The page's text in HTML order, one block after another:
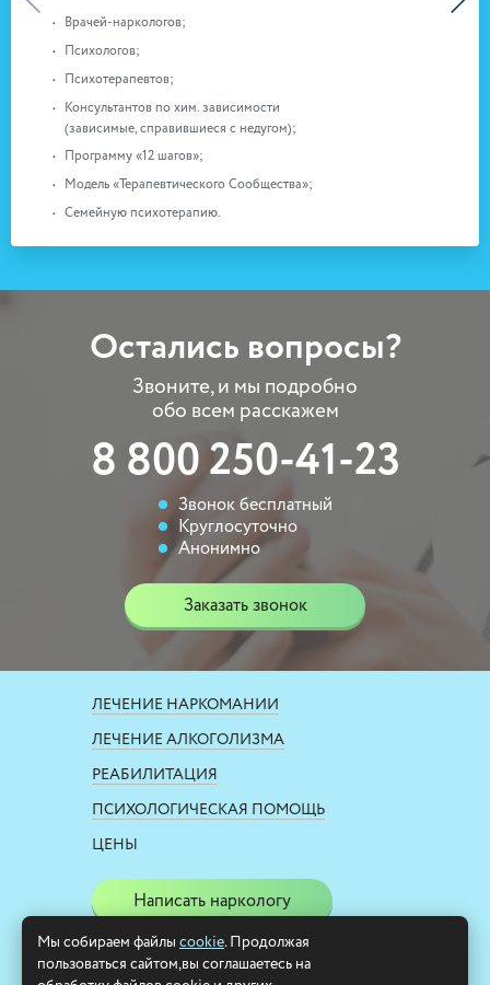
Врачей-наркологов;
Психологов;
Психотерапевтов;
Консультантов по хим. зависимости
(зависимые, справившиеся с недугом);
Программу «12 шагов»;
Модель «Терапевтического Сообщества»;
Семейную психотерапию.
Остались вопросы?
Звоните, и мы подробно
обо всем расскажем
8 800 250-41-23
Звонок бесплатный
Круглосуточно
Анонимно
Заказать звонок
ЛЕЧЕНИЕ НАРКОМАНИИ
ЛЕЧЕНИЕ АЛКОГОЛИЗМА
РЕАБИЛИТАЦИЯ
ПСИХОЛОГИЧЕСКАЯ ПОМОЩЬ
ЦЕНЫ
Написать наркологу
8 800 250-41-23
Мы собираем файлы cookie. Продолжая
пользоваться сайтом,вы соглашаетесь на